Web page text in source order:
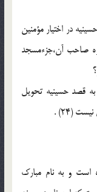
در اختيار مؤمنين
صاحب آن،جزءمسجد
قصد حسينيه تحويل
(24) .
و به نام مبارك